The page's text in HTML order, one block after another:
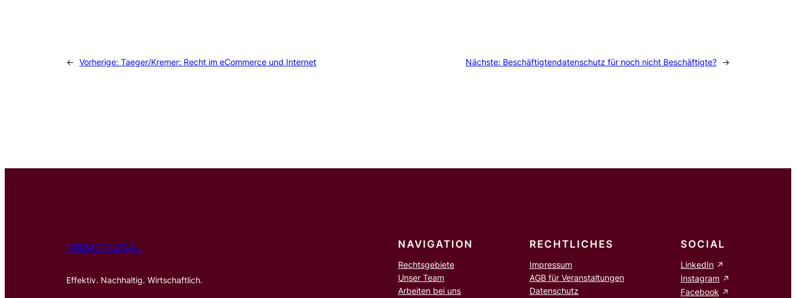
← Vorherige: Taeger/Kremer: Recht im eCommerce und Internet Nächste: Beschäftigtendatenschutz für noch nicht Beschäftigte? →
KREMER LEGAL
Effektiv. Nachhaltig. Wirtschaftlich.
NAVIGATION
Rechtsgebiete
Unser Team
Arbeiten bei uns
RECHTLICHES
Impressum
AGB für Veranstaltungen
Datenschutz
SOCIAL
LinkedIn
Instagram
Facebook